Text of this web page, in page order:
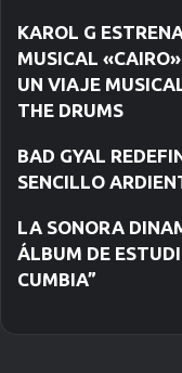
KAROL G
MUSICAL
UN VIAJE
THE DRUMS
BAD GYAL
SENCILLO
LA SONORA
ÁLBUM DE
CUMBIA”